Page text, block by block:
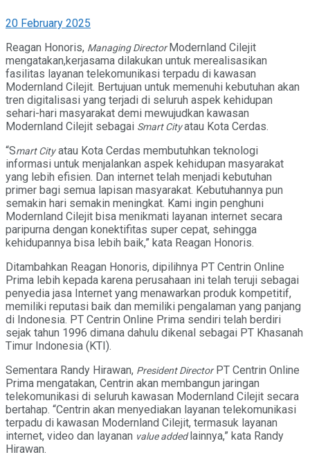
20 February 2025
Reagan Honoris, Managing Director Modernland Cilejit
mengatakan,kerjasama dilakukan untuk merealisasikan
fasilitas layanan telekomunikasi terpadu di kawasan
Modernland Cilejit. Bertujuan untuk memenuhi kebutuhan akan
tren digitalisasi yang terjadi di seluruh aspek kehidupan
sehari-hari masyarakat demi mewujudkan kawasan
Modernland Cilejit sebagai Smart Cityatau Kota Cerdas.
“Smart Cityatau Kota Cerdas membutuhkan teknologi
informasi untuk menjalankan aspek kehidupan masyarakat
yang lebih efisien. Dan internet telah menjadi kebutuhan
primer bagi semua lapisan masyarakat. Kebutuhannya pun
semakin hari semakin meningkat. Kami ingin penghuni
Modernland Cilejit bisa menikmati layanan internet secara
paripurna dengan konektifitas super cepat, sehingga
kehidupannya bisa lebih baik,” kata Reagan Honoris.
Ditambahkan Reagan Honoris, dipilihnya PT Centrin Online
Prima lebih kepada karena perusahaan ini telah teruji sebagai
penyedia jasa Internet yang menawarkan produk kompetitif,
memiliki reputasi baik dan memiliki pengalaman yang panjang
di Indonesia. PT Centrin Online Prima sendiri telah berdiri
sejak tahun 1996 dimana dahulu dikenal sebagai PT Khasanah
Timur Indonesia (KTI).
Sementara Randy Hirawan, President DirectorPT Centrin Online
Prima mengatakan, Centrin akan membangun jaringan
telekomunikasi di seluruh kawasan Modernland Cilejit secara
bertahap. “Centrin akan menyediakan layanan telekomunikasi
terpadu di kawasan Modernland Cilejit, termasuk layanan
internet, video dan layanan value added lainnya,” kata Randy
Hirawan.